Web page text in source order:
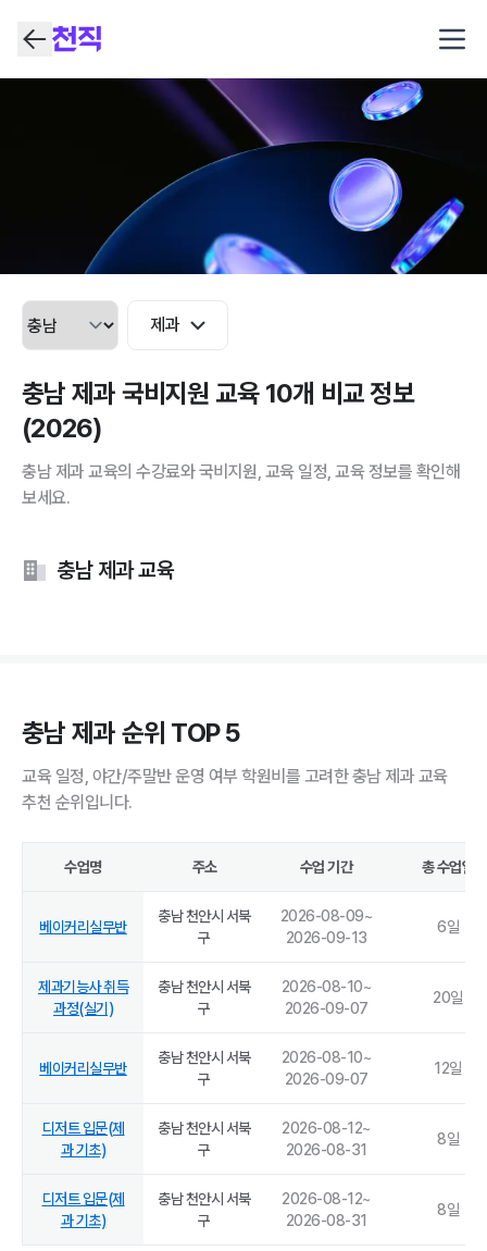
제과
충남 제과 국비지원 교육 10개 비교 정보
(2026)
충남 제과 교육의 수강료와 국비지원, 교육 일정, 교육 정보를 확인해
보세요.
충남 제과 교육
충남 제과 순위 TOP 5
교육 일정, 야간/주말반 운영 여부 학원비를 고려한 충남 제과 교육
추천 순위입니다.
수업명 주소 수업 기간 총 수업일
베이커리실무반
충남 천안시 서북
구
2026-08-09~
2026-09-13
6일
제과기능사 취득
과정(실기)
충남 천안시 서북
구
2026-08-10~
2026-09-07
20일
베이커리실무반
충남 천안시 서북
구
2026-08-10~
2026-09-07
12일
디저트 입문(제
과 기초)
충남 천안시 서북
구
2026-08-12~
2026-08-31
8일
디저트 입문(제
과 기초)
충남 천안시 서북
구
2026-08-12~
2026-08-31
8일